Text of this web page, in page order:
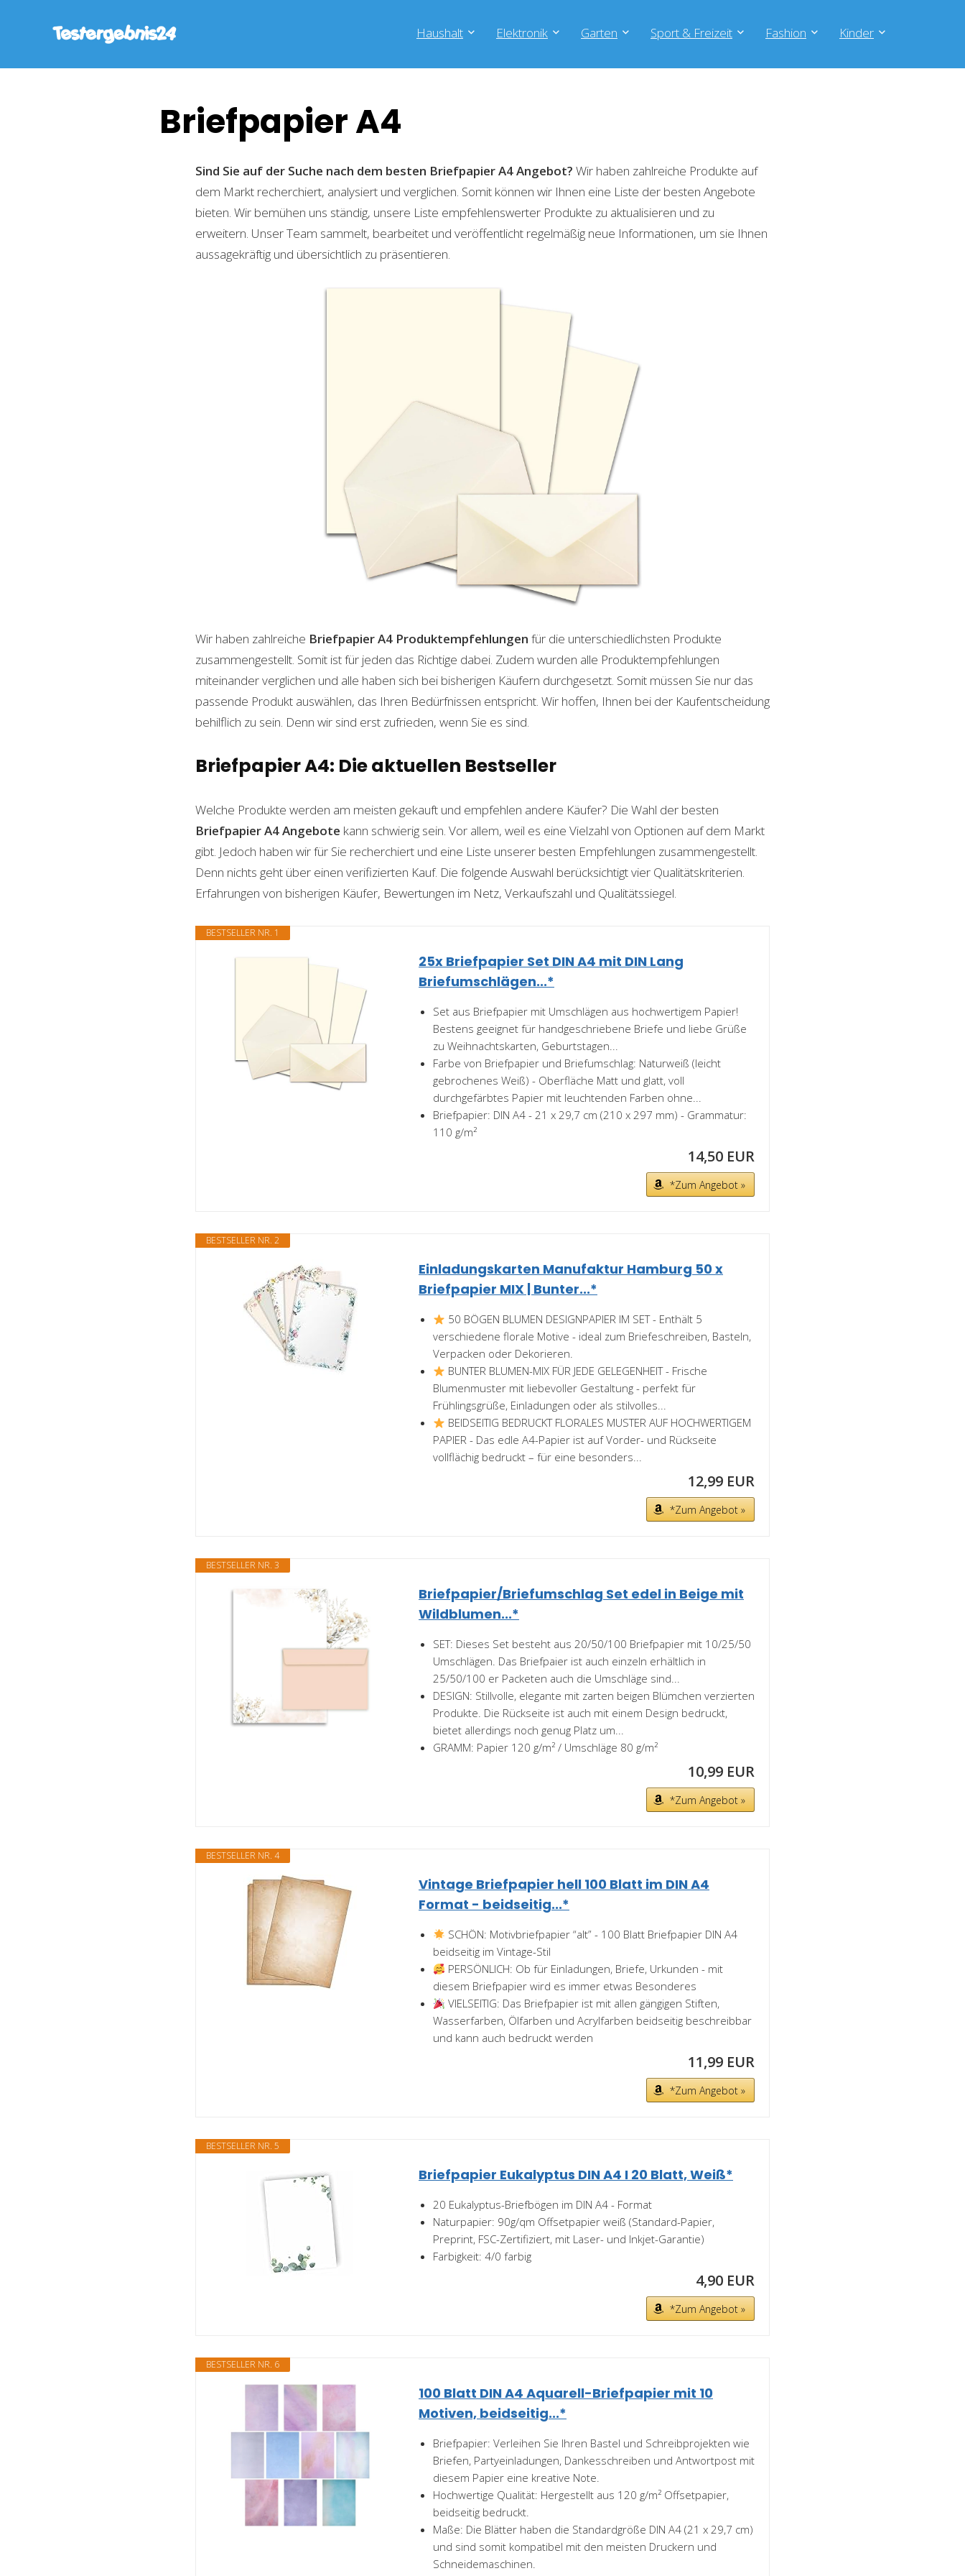
Haushalt Elektronik Garten Sport & Freizeit Fashion Kinder
Briefpapier A4
Sind Sie auf der Suche nach dem besten Briefpapier A4 Angebot? Wir haben zahlreiche Produkte auf
dem Markt recherchiert, analysiert und verglichen. Somit können wir Ihnen eine Liste der besten Angebote
bieten. Wir bemühen uns ständig, unsere Liste empfehlenswerter Produkte zu aktualisieren und zu
erweitern. Unser Team sammelt, bearbeitet und veröffentlicht regelmäßig neue Informationen, um sie Ihnen
aussagekräftig und übersichtlich zu präsentieren.
Wir haben zahlreiche Briefpapier A4 Produktempfehlungen für die unterschiedlichsten Produkte
zusammengestellt. Somit ist für jeden das Richtige dabei. Zudem wurden alle Produktempfehlungen
miteinander verglichen und alle haben sich bei bisherigen Käufern durchgesetzt. Somit müssen Sie nur das
passende Produkt auswählen, das Ihren Bedürfnissen entspricht. Wir hoffen, Ihnen bei der Kaufentscheidung
behilflich zu sein. Denn wir sind erst zufrieden, wenn Sie es sind.
Briefpapier A4: Die aktuellen Bestseller
Welche Produkte werden am meisten gekauft und empfehlen andere Käufer? Die Wahl der besten
Briefpapier A4Angebote kann schwierig sein. Vor allem, weil es eine Vielzahl von Optionen auf dem Markt
gibt. Jedoch haben wir für Sie recherchiert und eine Liste unserer besten Empfehlungen zusammengestellt.
Denn nichts geht über einen verifizierten Kauf. Die folgende Auswahl berücksichtigt vier Qualitätskriterien.
Erfahrungen von bisherigen Käufer, Bewertungen im Netz, Verkaufszahl und Qualitätssiegel.
BESTSELLER NR. 1
25x Briefpapier Set DIN A4 mit DIN Lang
Briefumschlägen...*
Set aus Briefpapier mit Umschlägen aus hochwertigem Papier!
Bestens geeignet für handgeschriebene Briefe und liebe Grüße
zu Weihnachtskarten, Geburtstagen...
Farbe von Briefpapier und Briefumschlag: Naturweiß (leicht
gebrochenes Weiß) - Oberfläche Matt und glatt, voll
durchgefärbtes Papier mit leuchtenden Farben ohne...
Briefpapier: DIN A4 - 21 x 29,7 cm (210 x 297 mm) - Grammatur:
110 g/m²
14,50 EUR
*Zum Angebot »
BESTSELLER NR. 2
Einladungskarten Manufaktur Hamburg 50 x
Briefpapier MIX | Bunter...*
50 BÖGEN BLUMEN DESIGNPAPIER IM SET - Enthält 5
verschiedene florale Motive - ideal zum Briefeschreiben, Basteln,
Verpacken oder Dekorieren.
BUNTER BLUMEN-MIX FÜR JEDE GELEGENHEIT - Frische
Blumenmuster mit liebevoller Gestaltung - perfekt für
Frühlingsgrüße, Einladungen oder als stilvolles...
BEIDSEITIG BEDRUCKT FLORALES MUSTER AUF HOCHWERTIGEM
PAPIER - Das edle A4-Papier ist auf Vorder- und Rückseite
vollflächig bedruckt – für eine besonders...
12,99 EUR
*Zum Angebot »
BESTSELLER NR. 3
Briefpapier/Briefumschlag Set edel in Beige mit
Wildblumen...*
SET: Dieses Set besteht aus 20/50/100 Briefpapier mit 10/25/50
Umschlägen. Das Briefpaier ist auch einzeln erhältlich in
25/50/100 er Packeten auch die Umschläge sind...
DESIGN: Stillvolle, elegante mit zarten beigen Blümchen verzierten
Produkte. Die Rückseite ist auch mit einem Design bedruckt,
bietet allerdings noch genug Platz um...
GRAMM: Papier 120 g/m² / Umschläge 80 g/m²
10,99 EUR
*Zum Angebot »
BESTSELLER NR. 4
Vintage Briefpapier hell 100 Blatt im DIN A4
Format - beidseitig...*
SCHÖN: Motivbriefpapier “alt” - 100 Blatt Briefpapier DIN A4
beidseitig im Vintage-Stil
PERSÖNLICH: Ob für Einladungen, Briefe, Urkunden - mit
diesem Briefpapier wird es immer etwas Besonderes
VIELSEITIG: Das Briefpapier ist mit allen gängigen Stiften,
Wasserfarben, Ölfarben und Acrylfarben beidseitig beschreibbar
und kann auch bedruckt werden
11,99 EUR
*Zum Angebot »
BESTSELLER NR. 5
Briefpapier Eukalyptus DIN A4 I 20 Blatt, Weiß*
20 Eukalyptus-Briefbögen im DIN A4 - Format
Naturpapier: 90g/qm Offsetpapier weiß (Standard-Papier,
Preprint, FSC-Zertifiziert, mit Laser- und Inkjet-Garantie)
Farbigkeit: 4/0 farbig
4,90 EUR
*Zum Angebot »
BESTSELLER NR. 6
100 Blatt DIN A4 Aquarell-Briefpapier mit 10
Motiven, beidseitig...*
Briefpapier: Verleihen Sie Ihren Bastel und Schreibprojekten wie
Briefen, Partyeinladungen, Dankesschreiben und Antwortpost mit
diesem Papier eine kreative Note.
Hochwertige Qualität: Hergestellt aus 120 g/m² Offsetpapier,
beidseitig bedruckt.
Maße: Die Blätter haben die Standardgröße DIN A4 (21 x 29,7 cm)
und sind somit kompatibel mit den meisten Druckern und
Schneidemaschinen.